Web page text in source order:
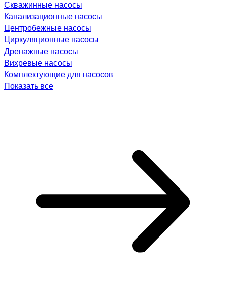
Скважинные насосы
Канализационные насосы
Центробежные насосы
Циркуляционные насосы
Дренажные насосы
Вихревые насосы
Комплектующие для насосов
Показать все